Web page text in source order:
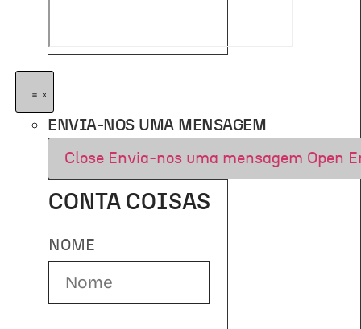
ENVIA-NOS UMA MENSAGEM
Close Envia-nos uma mensagem Open
CONTA COISAS
NOME